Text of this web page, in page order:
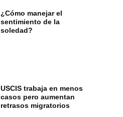
¿Cómo manejar el
sentimiento de la
soledad?
USCIS trabaja en menos
casos pero aumentan
retrasos migratorios